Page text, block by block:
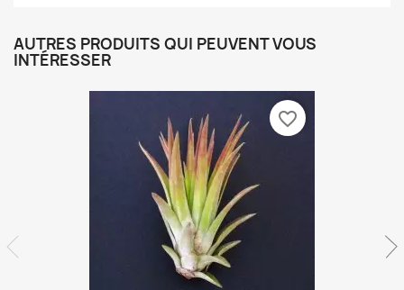
AUTRES PRODUITS QUI PEUVENT VOUS
INTÉRESSER
favorite_border